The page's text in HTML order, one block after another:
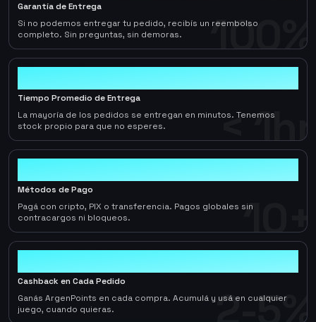
100%
Garantía de Entrega
Si no podemos entregar tu pedido, recibís un reembolso
completo. Sin preguntas, sin demoras.
< 1hr
Tiempo Promedio de Entrega
La mayoría de los pedidos se entregan en minutos. Tenemos
stock propio para que no esperes.
10+
Métodos de Pago
Pagá con cripto, PIX o transferencia. Pagos globales sin
contracargos ni bloqueos.
2-5%
Cashback en Cada Pedido
Ganás ArgenPoints en cada compra. Acumulá y usá en cualquier
juego, cuando quieras.